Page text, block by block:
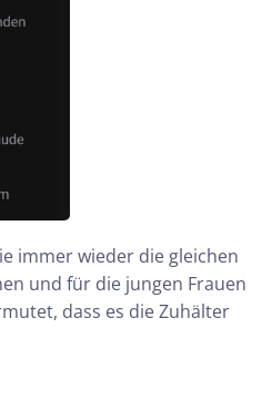
immer wieder die gleichen
und für die jungen Frauen
t, dass es die Zuhälter